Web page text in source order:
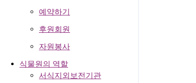
예약하기
후원회원
자원봉사
식물원의 역할
서식지외보전기관